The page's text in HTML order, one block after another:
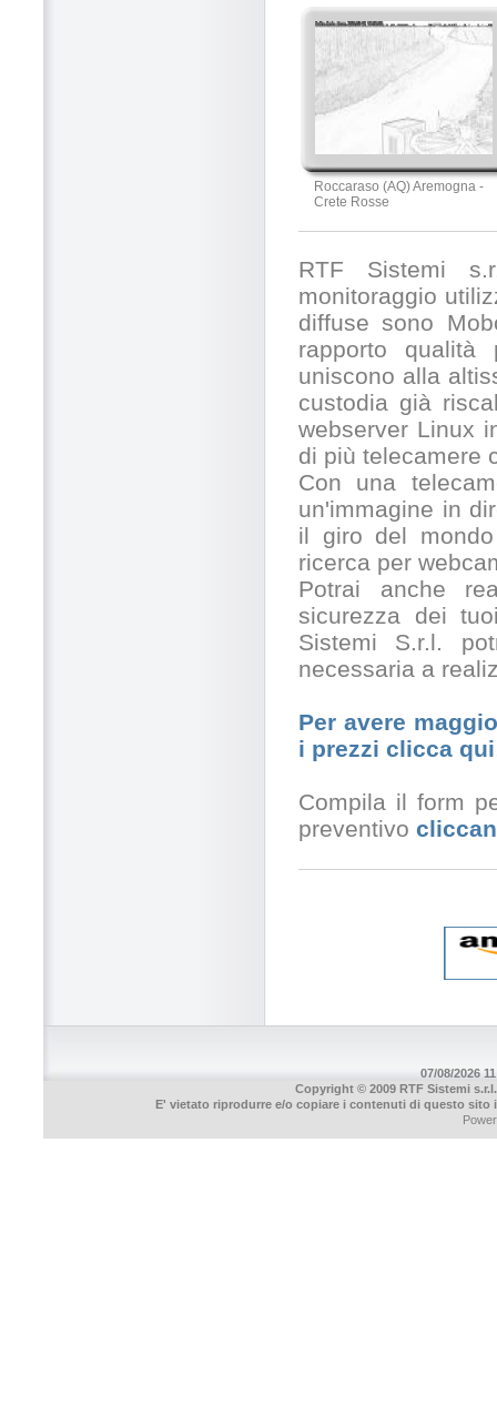
Roccaraso (AQ) Aremogna -
Crete Rosse
RTF Sistemi
monitoraggio
diffuse sono
rapporto qualità
uniscono alla
custodia già
webserver Linux
di più telecamere
Con una
un'immagine in
il giro del
ricerca per
Potrai anche
sicurezza dei
Sistemi S.r.l.
necessaria a
Per avere
i prezzi clicca qui
Compila il form
preventivo
07/08/2026
Copyright © 2009 RTF Sistemi
E' vietato riprodurre e/o copiare i contenuti di questo